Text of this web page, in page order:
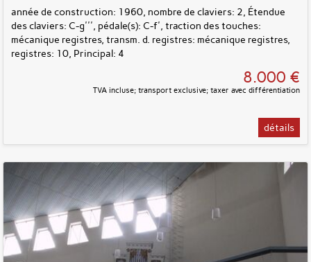
année de construction: 1960, nombre de claviers: 2, Étendue
des claviers: C-g''', pédale(s): C-f', traction des touches:
mécanique registres, transm. d. registres: mécanique registres,
registres: 10, Principal: 4
8.000 €
TVA incluse; transport exclusive; taxer avec différentiation
détails